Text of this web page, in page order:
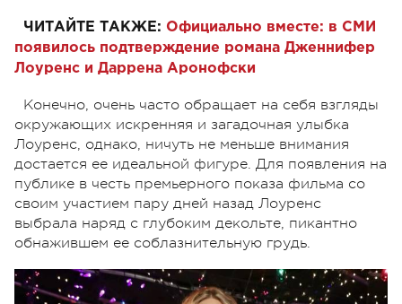
ЧИТАЙТЕ ТАКЖЕ: Официально вместе: в СМИ
появилось подтверждение романа Дженнифер
Лоуренс и Даррена Аронофски
Конечно, очень часто обращает на себя взгляды
окружающих искренняя и загадочная улыбка
Лоуренс, однако, ничуть не меньше внимания
достается ее идеальной фигуре. Для появления на
публике в честь премьерного показа фильма со
своим участием пару дней назад Лоуренс
выбрала наряд с глубоким декольте, пикантно
обнажившем ее соблазнительную грудь.